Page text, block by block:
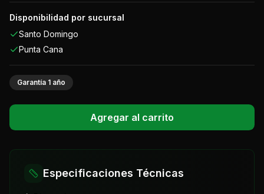
Disponibilidad por sucursal
Santo Domingo
Punta Cana
Garantía 1 año
Agregar al carrito
Especificaciones Técnicas